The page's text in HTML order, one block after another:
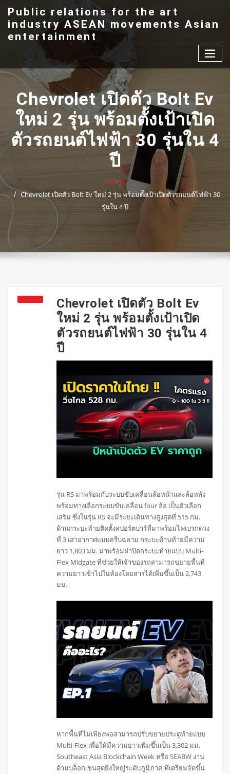
content
Public relations for the art
industry ASEAN movements Asian
entertainment
Chevrolet เปิดตัว Bolt Ev
ใหม่ 2 รุ่น พร้อมตั้งเป้าเปิด
ตัวรถยนต์ไฟฟ้า 30 รุ่นใน 4
ปี
Home
Chevrolet เปิดตัว Bolt Ev ใหม่ 2 รุ่น พร้อมตั้งเป้าเปิดตัวรถยนต์ไฟฟ้า 30
รุ่นใน 4 ปี
Chevrolet เปิดตัว Bolt Ev
ใหม่ 2 รุ่น พร้อมตั้งเป้าเปิด
ตัวรถยนต์ไฟฟ้า 30 รุ่นใน 4
ปี
รุ่น RS มาพร้อมกับระบบขับเคลื่อนล้อหน้าและล้อหลัง
พร้อมทางเลือกระบบขับเคลื่อน four ล้อ เป็นตัวเลือก
เสริม ซึ่งในรุ่น RS จะมีระยะเดินทางสูงสุดที่ 515 กม.
ด้านกระบะท้ายติดตั้งสปอร์ตบาร์ที่มาพร้อมไฟเบรกดวง
ที่ 3 เสาอากาศแบบครีบฉลาม กระบะด้านท้ายมีความ
ยาว 1,803 มม. มาพร้อมฝาปิดกระบะท้ายแบบ Multi-
Flex Midgate ที่ช่วยให้เจ้าของรถสามารถขยายพื้นที่
ความยาวเข้าไปในห้องโดยสารได้เพิ่มขึ้นเป็น 2,743
มม.
หากพื้นที่ไม่เพียงพอสามารถปรับขยายประตูท้ายแบบ
Multi-Flex เพื่อให้มีความยาวเพิ่มขึ้นเป็น 3,302 มม.
Southeast Asia Blockchain Week หรือ SEABW งาน
ด้านบล็อกเชนสุดยิ่งใหญ่ระดับภูมิภาค ที่เตรียมจัดขึ้น